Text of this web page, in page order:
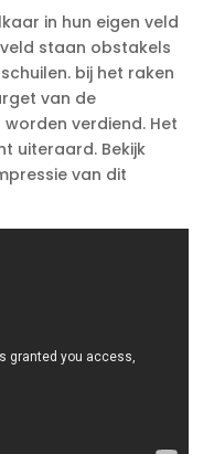
in hun eigen veld
staan obstakels
bij het raken
van de
verdiend. Het
uiteraard. Bekijk
van dit